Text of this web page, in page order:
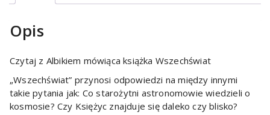
Opis
Czytaj z Albikiem mówiąca książka Wszechświat
„Wszechświat” przynosi odpowiedzi na między innymi
takie pytania jak: Co starożytni astronomowie wiedzieli o
kosmosie? Czy Księżyc znajduje się daleko czy blisko?